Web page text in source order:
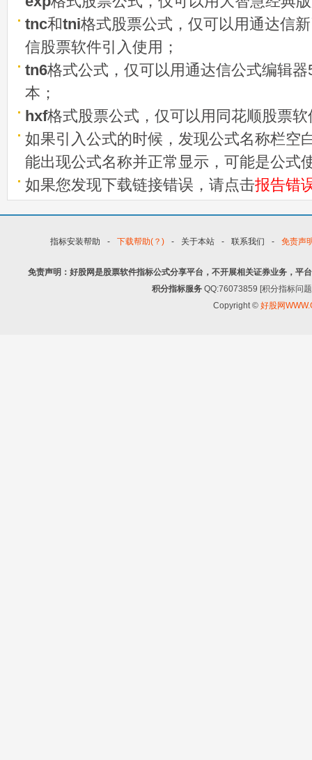
tnc和tni格式股票公式，仅可以用通达信
信股票软件引入使用；
tn6格式公式，仅可以用通达信公式编辑
本；
hxf格式股票公式，仅可以用同花顺股票
如果引入公式的时候，发现公式名称栏空
能出现公式名称并正常显示，可能是公式
如果您发现下载链接错误，请点击报告错
指标安装帮助 - 下载帮助(？) - 关于本站 - 联系我们 - 免责声
免责声明：好股网是股票软件指标公式分享平台，不开展相关证券业务，平
积分指标服务 QQ:76073859 [积分指标问
Copyright © 好股网